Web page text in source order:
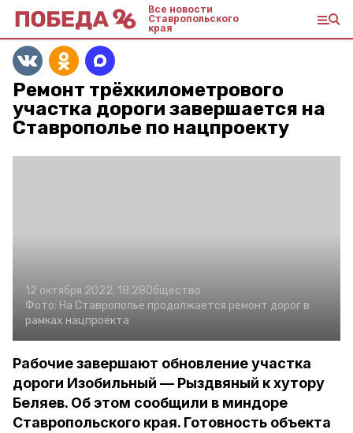
Все новости
Ставропольского
края
Ремонт трёхкилометрового
участка дороги завершается на
Ставрополье по нацпроекту
12 октября 2022, 18:28Общество
Фото: На Ставрополье продолжается ремонт дорог в
рамках нацпроекта
Рабочие завершают обновление участка
дороги Изобильный — Рыздвяный к хутору
Беляев. Об этом сообщили в миндоре
Ставропольского края. Готовность объекта